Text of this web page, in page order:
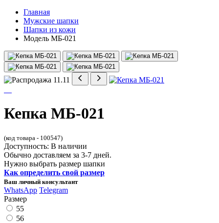
Главная
Мужские шапки
Шапки из кожи
Модель МБ-021
Кепка МБ-021
(код товара - 100547)
Доступность: В наличии
Обычно доставляем за 3-7 дней.
Нужно выбрать размер шапки
Как определить свой размер
Ваш личный консультант
WhatsApp Telegram
Размер
55
56